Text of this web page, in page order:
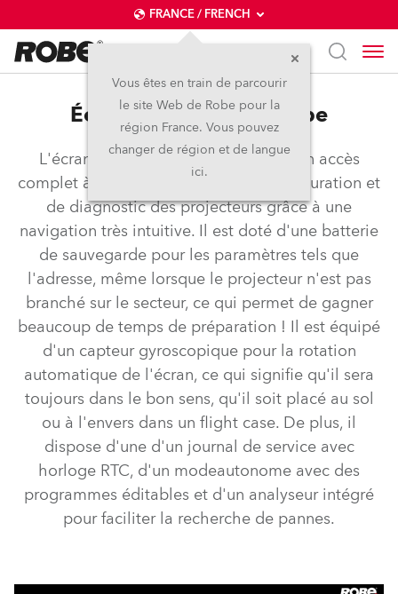
FRANCE / FRENCH
Vous êtes en train de parcourir
le site Web de Robe pour la
région France. Vous pouvez
changer de région et de langue
ici.
Écran tactile QVGA Robe
L'écran tactile QVGA Robe permet un accès
complet à toutes les fonctions de configuration et
de diagnostic des projecteurs grâce à une
navigation très intuitive. Il est doté d'une batterie
de sauvegarde pour les paramètres tels que
l'adresse, même lorsque le projecteur n'est pas
branché sur le secteur, ce qui permet de gagner
beaucoup de temps de préparation ! Il est équipé
d'un capteur gyroscopique pour la rotation
automatique de l'écran, ce qui signifie qu'il sera
toujours dans le bon sens, qu'il soit placé au sol
ou à l'envers dans un flight case. De plus, il
dispose d'une d'un journal de service avec
horloge RTC, d'un modeautonome avec des
programmes éditables et d'un analyseur intégré
pour faciliter la recherche de pannes.